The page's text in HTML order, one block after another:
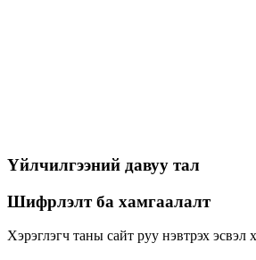
Үйлчилгээний давуу тал
Шифрлэлт ба хамгаалалт
Хэрэглэгч таны сайт руу нэвтрэх